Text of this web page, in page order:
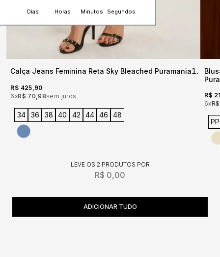
Calça Jeans Feminina Reta Sky Bleached Puramania
R$ 425,90
6xR$ 70,98sem juros
34 36 38 40 42 44 46 48
R$
6x
PP
LEVE OS 2 PRODUTOS
R$ 0,00
Dias Horas Minutos Segundos